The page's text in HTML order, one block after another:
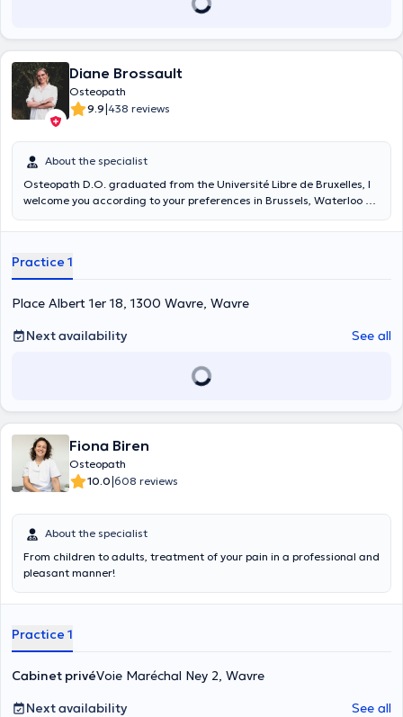
Diane Brossault
Osteopath
9.9|438 reviews
About the specialist
Osteopath D.O. graduated from the Université Libre de Bruxelles, I
welcome you according to your preferences in Brussels, Waterloo or
appointment. My main objectives are to relieve your pain, restore
stress-free care. I am committed to the health and well-being of my
patients. I invite you to make an appointment with me now.
Practice 1
Place Albert 1er 18, 1300 Wavre, Wavre
Next availability
See all
Fiona Biren
Osteopath
10.0|608 reviews
About the specialist
From children to adults, treatment of your pain in a professional and
pleasant manner!
Practice 1
Cabinet privéVoie Maréchal Ney 2, Wavre
Next availability
See all